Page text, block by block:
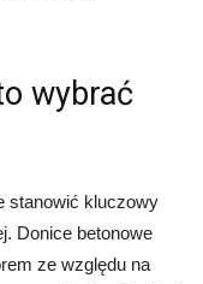
wybrać
stanowić kluczowy
Donice betonowe
ze względu na